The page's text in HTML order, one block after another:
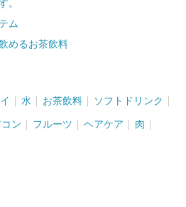
。
ム
めるお茶飲料
水 お茶飲料 ソフトドリンク
ン フルーツ ヘアケア 肉